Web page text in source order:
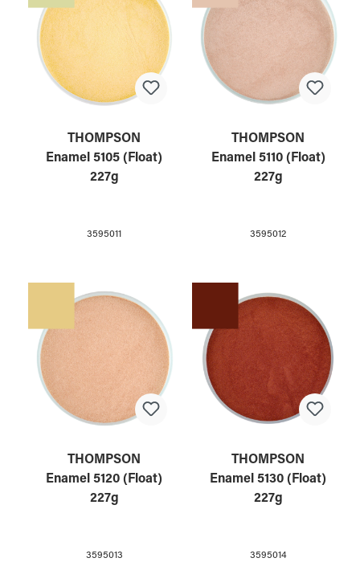
THOMPSON
Enamel 5105 (Float)
227g
3595011
THOMPSON
Enamel 5110 (Float)
227g
3595012
THOMPSON
Enamel 5120 (Float)
227g
3595013
THOMPSON
Enamel 5130 (Float)
227g
3595014